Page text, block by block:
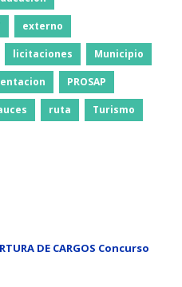
externo
licitaciones Municipio
PROSAP
ruta Turismo
DE CARGOS Concurso